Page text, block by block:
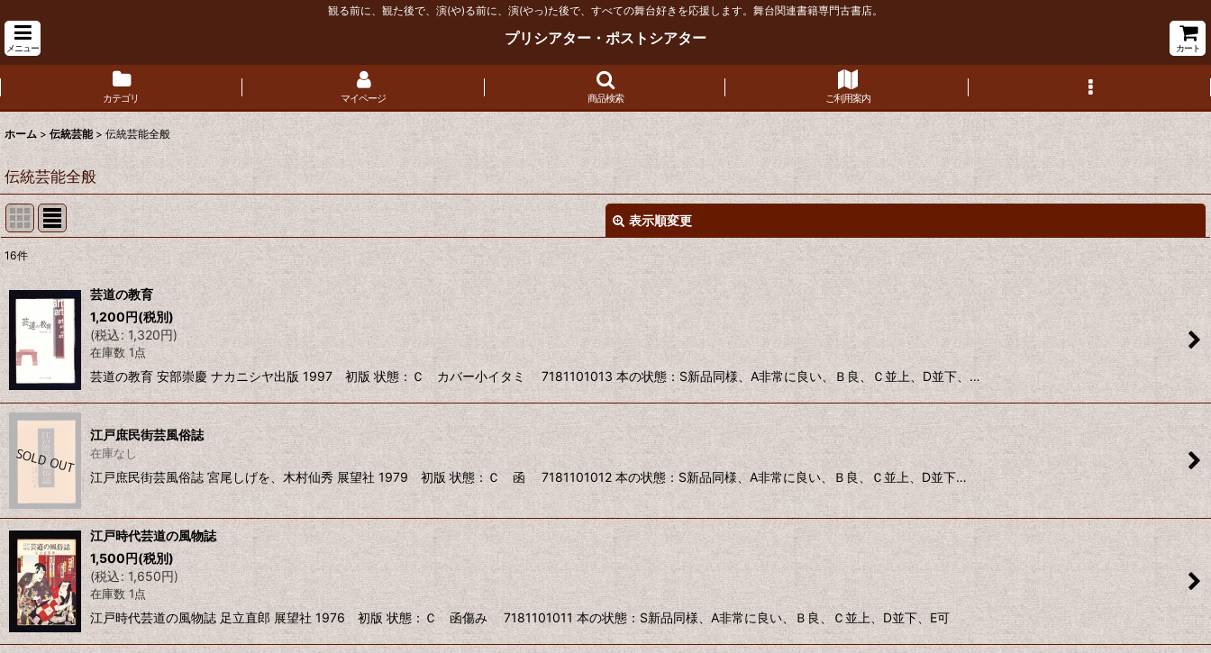
観る前に、観た後で、演(や)る前に、演(やっ)た後で、すべての舞台好きを応援します。舞台関連書籍専門古書店。
メニュー
プリシアター・ポストシアター
カート
カテゴリ マイページ 商品検索 ご利用案内
ホーム > 伝統芸能 > 伝統芸能全般
伝統芸能全般
表示順変更
表示数:
並び順 :
絞り込む
16件
芸道の教育
1,200円(税別)
(税込: 1,320円)
在庫数 1点
芸道の教育 安部崇慶 ナカニシヤ出版 1997 初版 状態：Ｃ カバー小イタミ 7181101013 本の状態：S新品同様、A非常に良い、Ｂ良、Ｃ並上、D並下、…
江戸庶民街芸風俗誌
在庫なし
江戸庶民街芸風俗誌 宮尾しげを、木村仙秀 展望社 1979 初版 状態：Ｃ 函 7181101012 本の状態：S新品同様、A非常に良い、Ｂ良、Ｃ並上、D並下…
江戸時代芸道の風物誌
1,500円(税別)
(税込: 1,650円)
在庫数 1点
江戸時代芸道の風物誌 足立直郎 展望社 1976 初版 状態：Ｃ 函傷み 7181101011 本の状態：S新品同様、A非常に良い、Ｂ良、Ｃ並上、D並下、E可